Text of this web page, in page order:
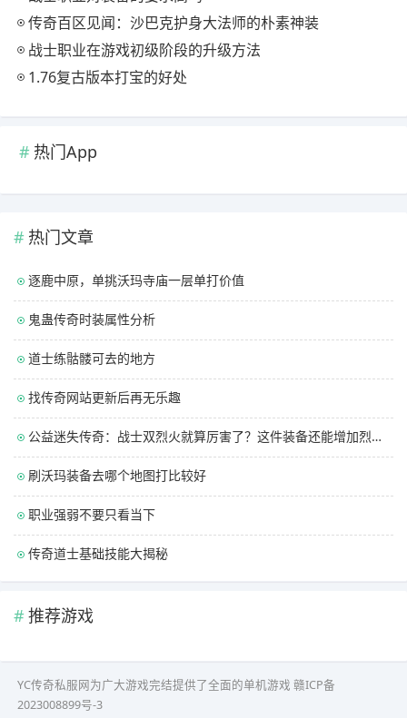
传奇百区见闻：沙巴克护身大法师的朴素神装
战士职业在游戏初级阶段的升级方法
1.76复古版本打宝的好处
热门App
热门文章
逐鹿中原，单挑沃玛寺庙一层单打价值
鬼蛊传奇时装属性分析
道士练骷髅可去的地方
找传奇网站更新后再无乐趣
公益迷失传奇：战士双烈火就算厉害了？这件装备还能增加烈火伤害
刷沃玛装备去哪个地图打比较好
职业强弱不要只看当下
传奇道士基础技能大揭秘
推荐游戏
YC传奇私服网为广大游戏完结提供了全面的单机游戏 赣ICP备
2023008899号-3